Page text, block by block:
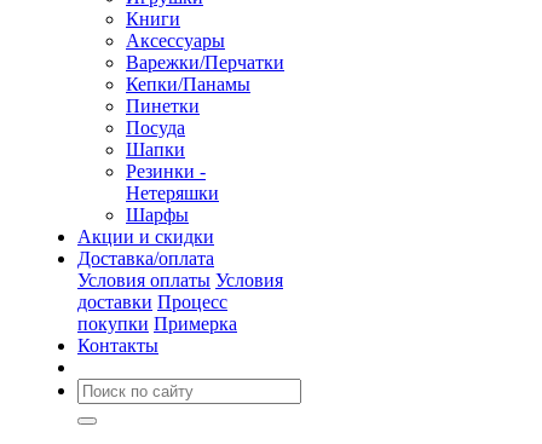
Книги
Аксессуары
Варежки/Перчатки
Кепки/Панамы
Пинетки
Посуда
Шапки
Резинки -
Нетеряшки
Шарфы
Акции и скидки
Доставка/оплата
Условия оплаты Условия
доставки Процесс
покупки Примерка
Контакты